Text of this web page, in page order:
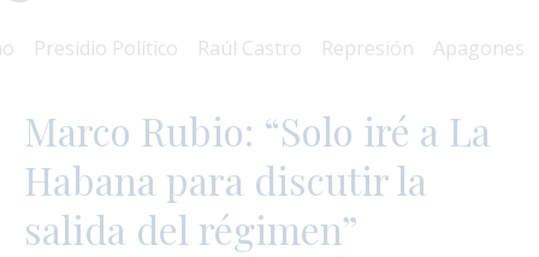
Político Raúl Castro Represión Apagones
Marco Rubio: “Solo iré a La
Habana para discutir la
salida del régimen”